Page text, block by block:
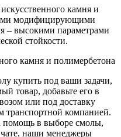
камня и
модифицирующими
– высокими параметрами
стойкости.
камня и полимербетона
купить под ваши задачи,
товар, добавьте его в
или под доставку
транспортной компанией.
помощь в выборе смолы,
чате, наши менеджеры